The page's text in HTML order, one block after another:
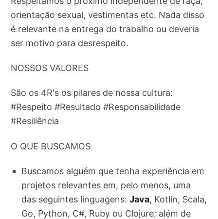
orientação sexual, vestimentas etc. Nada disso
é relevante na entrega do trabalho ou deveria
ser motivo para desrespeito.
NOSSOS VALORES
São os 4R's os pilares de nossa cultura:
#Respeito #Resultado #Responsabilidade
#Resiliência
O QUE BUSCAMOS
Buscamos alguém que tenha experiência em
projetos relevantes em, pelo menos, uma
das seguintes linguagens:Java, Kotlin, Scala,
Go, Python, C#, Ruby ou Clojure; além de